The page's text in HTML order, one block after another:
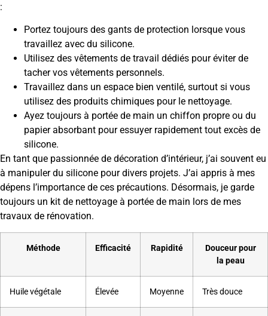
:
Portez toujours des gants de protection lorsque vous
travaillez avec du silicone.
Utilisez des vêtements de travail dédiés pour éviter de
tacher vos vêtements personnels.
Travaillez dans un espace bien ventilé, surtout si vous
utilisez des produits chimiques pour le nettoyage.
Ayez toujours à portée de main un chiffon propre ou du
papier absorbant pour essuyer rapidement tout excès de
silicone.
En tant que passionnée de décoration d’intérieur, j’ai souvent eu
à manipuler du silicone pour divers projets. J’ai appris à mes
dépens l’importance de ces précautions. Désormais, je garde
toujours un kit de nettoyage à portée de main lors de mes
travaux de rénovation.
Méthode Efficacité Rapidité
Douceur pour
la peau
Huile végétale Élevée Moyenne Très douce